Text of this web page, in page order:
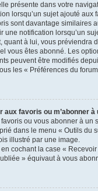
présente dans votre
lorsqu’un sujet ajouté aux
sont davantage similaires
une notification lorsqu’un
quant à lui, vous préviendra
vous êtes abonné. Les
peuvent être modifiés
les « Préférences du
aux favoris ou m’abonner
ou vous abonner à un
dans le menu « Outils du
illustré par une image.
cochant la case «
» équivaut à vous